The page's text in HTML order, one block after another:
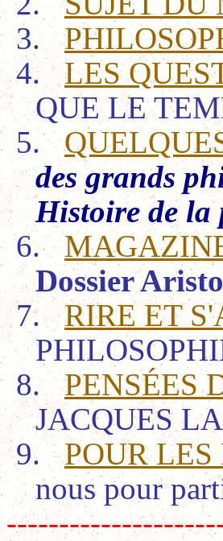
3.
4.
LES
QUE LE
5.
des grands
Histoire de la
6.
Dossier
7.
RIRE ET
8.
PENSÉES
JACQUES
9.
POUR
nous pour